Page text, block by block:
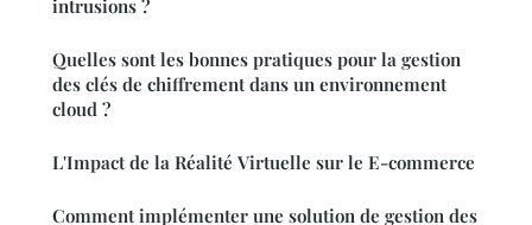
intrusions ?
Quelles sont les bonnes pratiques pour la gestion
des clés de chiffrement dans un environnement
cloud ?
L'Impact de la Réalité Virtuelle sur le E-commerce
Comment implémenter une solution de gestion des